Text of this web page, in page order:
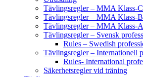
Tävlingsregler – MMA Klass-C
Tävlingsregler – MMA Klass-B
Tävlingsregler – MMA Klass-A
Tävlingsregler – Svensk
Rules – Swedish
Tävlingsregler – Internationell
Rules- International
Säkerhetsregler vid träning